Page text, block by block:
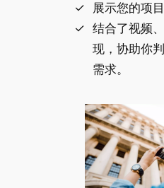
展示您的项目
结合了视频
现，协助你
需求。